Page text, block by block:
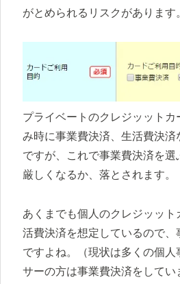
がとめられるリスクがあります
プライベートのクレジッットカ
み時に事業費決済、生活費決済
ですが、これで事業費決済を選
厳しくなるか、落とされます。
あくまでも個人のクレジッット
活費決済を想定しているので、
ですよね。（現状は多くの個人
サーの方は事業費決済をしてい